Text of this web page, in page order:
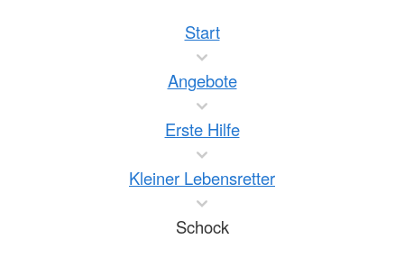
Start
Angebote
Erste Hilfe
Kleiner Lebensretter
Schock